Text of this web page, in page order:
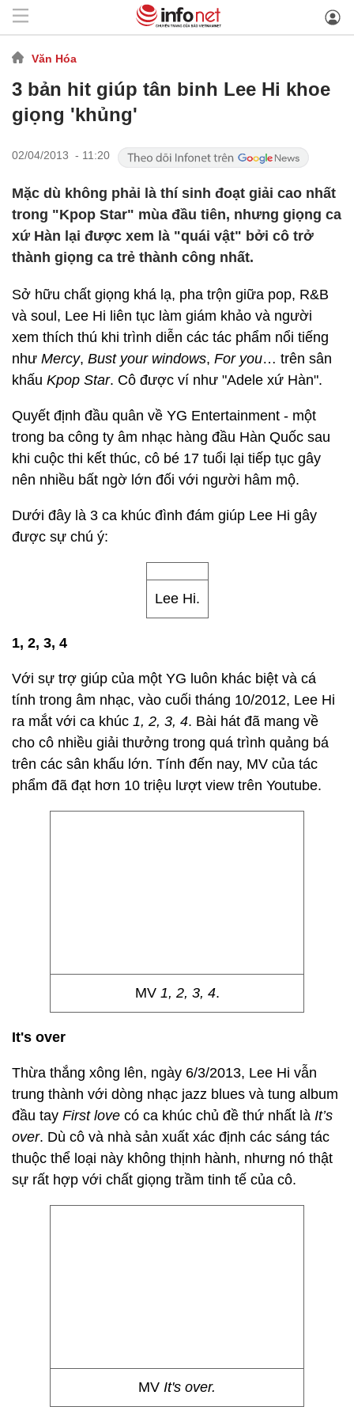
Văn Hóa
3 bản hit giúp tân binh Lee Hi khoe
giọng 'khủng'
02/04/2013 - 11:20
Mặc dù không phải là thí sinh đoạt giải cao nhất
trong "Kpop Star" mùa đầu tiên, nhưng giọng ca
xứ Hàn lại được xem là "quái vật" bởi cô trở
thành giọng ca trẻ thành công nhất.
Sở hữu chất giọng khá lạ, pha trộn giữa pop, R&B
và soul, Lee Hi liên tục làm giám khảo và người
xem thích thú khi trình diễn các tác phẩm nổi tiếng
như Mercy, Bust your windows, For you… trên sân
khấu Kpop Star. Cô được ví như "Adele xứ Hàn".
Quyết định đầu quân về YG Entertainment - một
trong ba công ty âm nhạc hàng đầu Hàn Quốc sau
khi cuộc thi kết thúc, cô bé 17 tuổi lại tiếp tục gây
nên nhiều bất ngờ lớn đối với người hâm mộ.
Dưới đây là 3 ca khúc đình đám giúp Lee Hi gây
được sự chú ý:
Lee Hi.
1, 2, 3, 4
Với sự trợ giúp của một YG luôn khác biệt và cá
tính trong âm nhạc, vào cuối tháng 10/2012, Lee Hi
ra mắt với ca khúc 1, 2, 3, 4. Bài hát đã mang về
cho cô nhiều giải thưởng trong quá trình quảng bá
trên các sân khấu lớn. Tính đến nay, MV của tác
phẩm đã đạt hơn 10 triệu lượt view trên Youtube.
MV 1, 2, 3, 4.
It's over
Thừa thắng xông lên, ngày 6/3/2013, Lee Hi vẫn
trung thành với dòng nhạc jazz blues và tung album
đầu tay First love có ca khúc chủ đề thứ nhất là It’s
over. Dù cô và nhà sản xuất xác định các sáng tác
thuộc thể loại này không thịnh hành, nhưng nó thật
sự rất hợp với chất giọng trầm tinh tế của cô.
MV It's over.